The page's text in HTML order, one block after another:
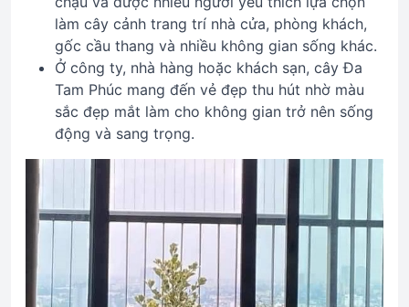
làm cây cảnh trang trí nhà cửa, phòng khách,
gốc cầu thang và nhiều không gian sống khác.
Ở công ty, nhà hàng hoặc khách sạn, cây Đa
Tam Phúc mang đến vẻ đẹp thu hút nhờ màu
sắc đẹp mắt làm cho không gian trở nên sống
động và sang trọng.